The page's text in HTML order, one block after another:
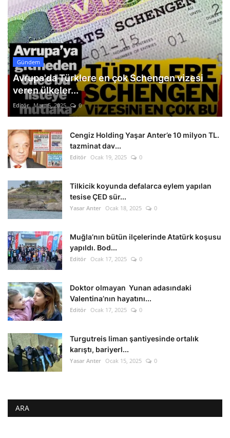
Gündem
Avrupa'da Türklere en çok Schengen vizesi
veren ülkeler...
Editör Mart 5, 2025 0
Cengiz Holding Yaşar Anter’e 10 milyon TL.
tazminat dav...
Editör Ocak 19, 2025 0
Tilkicik koyunda defalarca eylem yapılan
tesise ÇED sür...
Yasar Anter Ocak 18, 2025 0
Muğla’nın bütün ilçelerinde Atatürk koşusu
yapıldı. Bod...
Editör Ocak 17, 2025 0
Doktor olmayan Yunan adasındaki
Valentina’nın hayatını...
Editör Ocak 17, 2025 0
Turgutreis liman şantiyesinde ortalık
karıştı, bariyerl...
Yasar Anter Ocak 15, 2025 0
ARA